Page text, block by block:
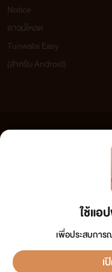
ใช้แอ
เพื่อประสบกา
เ
Notice
ดาวน์โหลด
Tunwalai Easy
(สำหรับ Android)
เว็บไซต์แห่งนี้ไม่ได้เห็นด้วยและไม่ขอรับ
วิจารณญาณในการกลั่นกรองด้วยตนเอง
กรุณาแจ้งมาที่ tunwalai@ookbee.com
ลิขสิทธิ์ตามพระราชบัญญัติลิขสิทธิ์ (ฉบับเ